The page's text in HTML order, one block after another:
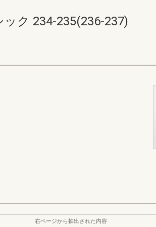
ク 234-235(236-237)
右ページから抽出された内容